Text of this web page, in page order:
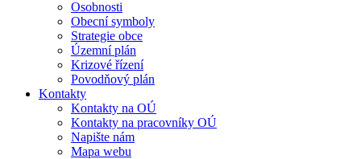
Osobnosti
Obecní symboly
Strategie obce
Územní plán
Krizové řízení
Povodňový plán
Kontakty
Kontakty na OÚ
Kontakty na pracovníky OÚ
Napište nám
Mapa webu